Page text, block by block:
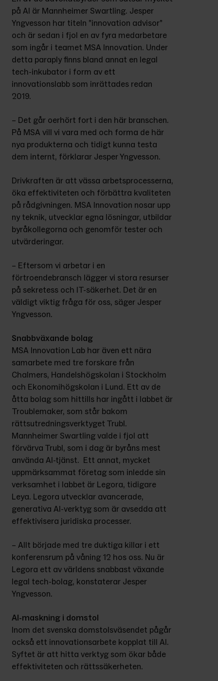
på AI är Mannheimer Swartling. Jesper
Yngvesson har titeln ”innovation advisor”
och är sedan i fjol en av fyra medarbetare
som ingår i teamet MSA Innovation. Under
detta paraply finns bland annat en legal
tech-inkubator i form av ett
innovationslabb som inrättades redan
2019.
– Det går oerhört fort i den här branschen.
På MSA vill vi vara med och forma de här
nya produkterna och tidigt kunna testa
dem internt, förklarar Jesper Yngvesson.
Drivkraften är att vässa arbetsprocesserna,
öka effektiviteten och förbättra kvaliteten
på rådgivningen. MSA Innovation nosar upp
ny teknik, utvecklar egna lösningar, utbildar
byråkollegorna och genomför tester och
utvärderingar.
– Eftersom vi arbetar i en
förtroendebransch lägger vi stora resurser
på sekretess och IT-säkerhet. Det är en
väldigt viktig fråga för oss, säger Jesper
Yngvesson.
Snabbväxande bolag
MSA Innovation Lab har även ett nära
samarbete med tre forskare från
Chalmers, Handelshögskolan i Stockholm
och Ekonomihögskolan i Lund. Ett av de
åtta bolag som hittills har ingått i labbet är
Troublemaker, som står bakom
rättsutredningsverktyget Trubl.
Mannheimer Swartling valde i fjol att
förvärva Trubl, som i dag är byråns mest
använda AI-tjänst.  Ett annat, mycket
uppmärksammat företag som inledde sin
verksamhet i labbet är Legora, tidigare
Leya. Legora utvecklar avancerade,
generativa AI-verktyg som är avsedda att
effektivisera juridiska processer.
– Allt började med tre duktiga killar i ett
konferensrum på våning 12 hos oss. Nu är
Legora ett av världens snabbast växande
legal tech-bolag, konstaterar Jesper
Yngvesson.
AI-maskning i domstol
Inom det svenska domstolsväsendet pågår
också ett innovationsarbete kopplat till AI.
Syftet är att hitta verktyg som ökar både
effektiviteten och rättssäkerheten.